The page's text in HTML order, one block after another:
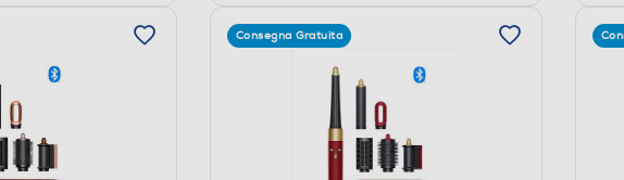
Consegna Gratuita